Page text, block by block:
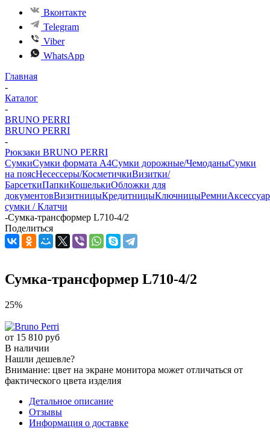
Вконтакте
Telegram
Viber
WhatsApp
Главная
-
Каталог
-
BRUNO PERRI
BRUNO PERRI
-
Рюкзаки BRUNO PERRI
СумкиСумки формата А4Сумки дорожные/ЧемоданыСумки
на поясНесессеры/КосметичкиВизитки/
БарсеткиПапкиКошелькиОбложки для
документовВизитницыКредитницыКлючницыРемни
сумки / Клатчи
-Сумка-трансформер L710-4/2
Поделиться
Сумка-трансформер L710-4/2
25%
от 15 810 руб
В наличии
Нашли дешевле?
Внимание: цвет на экране монитора может отличаться от
фактического цвета изделия
Детальное описание
Отзывы
Информация о доставке